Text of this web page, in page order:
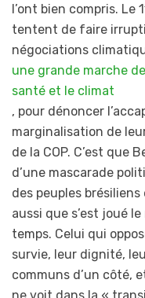
l’ont bien compris. Le
tentent de faire
négociations
une grande marche
santé et le climat
, pour dénoncer
marginalisation de
de la COP. C’est que
d’une mascarade
des peuples
aussi que s’est joué
temps. Celui qui
survie, leur dignité,
communs d’un côté,